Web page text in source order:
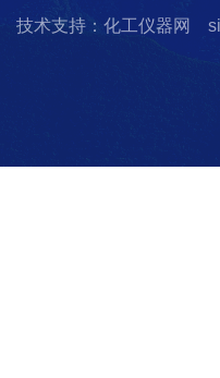
技术支持：化工仪器网